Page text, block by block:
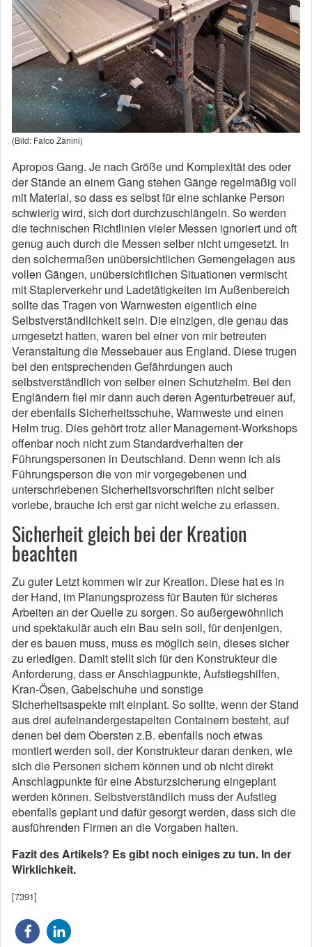
(Bild: Falco Zanini)
Apropos Gang. Je nach Größe und Komplexität des oder
der Stände an einem Gang stehen Gänge regelmäßig voll
mit Material, so dass es selbst für eine schlanke Person
schwierig wird, sich dort durchzuschlängeln. So werden
die technischen Richtlinien vieler Messen ignoriert und oft
genug auch durch die Messen selber nicht umgesetzt. In
den solchermaßen unübersichtlichen Gemengelagen aus
vollen Gängen, unübersichtlichen Situationen vermischt
mit Staplerverkehr und Ladetätigkeiten im Außenbereich
sollte das Tragen von Warnwesten eigentlich eine
Selbstverständlichkeit sein. Die einzigen, die genau das
umgesetzt hatten, waren bei einer von mir betreuten
Veranstaltung die Messebauer aus England. Diese trugen
bei den entsprechenden Gefährdungen auch
selbstverständlich von selber einen Schutzhelm. Bei den
Engländern fiel mir dann auch deren Agenturbetreuer auf,
der ebenfalls Sicherheitsschuhe, Warnweste und einen
Helm trug. Dies gehört trotz aller Management-Workshops
offenbar noch nicht zum Standardverhalten der
Führungspersonen in Deutschland. Denn wenn ich als
Führungsperson die von mir vorgegebenen und
unterschriebenen Sicherheitsvorschriften nicht selber
vorlebe, brauche ich erst gar nicht welche zu erlassen.
Sicherheit gleich bei der Kreation
beachten
Zu guter Letzt kommen wir zur Kreation. Diese hat es in
der Hand, im Planungsprozess für Bauten für sicheres
Arbeiten an der Quelle zu sorgen. So außergewöhnlich
und spektakulär auch ein Bau sein soll, für denjenigen,
der es bauen muss, muss es möglich sein, dieses sicher
zu erledigen. Damit stellt sich für den Konstrukteur die
Anforderung, dass er Anschlagpunkte, Aufstiegshilfen,
Kran-Ösen, Gabelschuhe und sonstige
Sicherheitsaspekte mit einplant. So sollte, wenn der Stand
aus drei aufeinandergestapelten Containern besteht, auf
denen bei dem Obersten z.B. ebenfalls noch etwas
montiert werden soll, der Konstrukteur daran denken, wie
sich die Personen sichern können und ob nicht direkt
Anschlagpunkte für eine Absturzsicherung eingeplant
werden können. Selbstverständlich muss der Aufstieg
ebenfalls geplant und dafür gesorgt werden, dass sich die
ausführenden Firmen an die Vorgaben halten.
Fazit des Artikels? Es gibt noch einiges zu tun. In der
Wirklichkeit.
[7391]